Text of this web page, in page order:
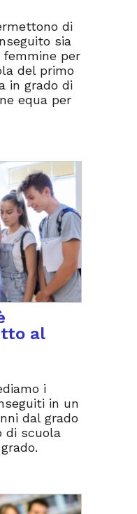
di
sia
per
del primo
in grado di
equa per
al
i
in un
dal grado
di scuola